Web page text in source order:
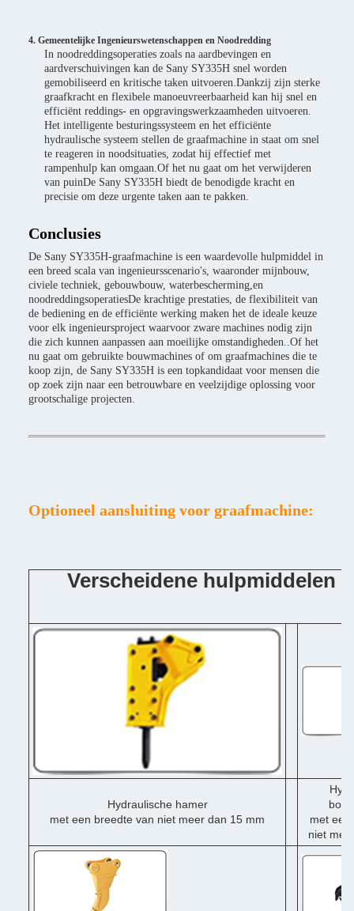
4. Gemeentelijke Ingenieurswetenschappen en Noodredding
In noodreddingsoperaties zoals na aardbevingen en
aardverschuivingen kan de Sany SY335H snel worden
gemobiliseerd en kritische taken uitvoeren.Dankzij zijn sterke
graafkracht en flexibele manoeuvreerbaarheid kan hij snel en
efficiënt reddings- en opgravingswerkzaamheden uitvoeren.
Het intelligente besturingssysteem en het efficiënte
hydraulische systeem stellen de graafmachine in staat om snel
te reageren in noodsituaties, zodat hij effectief met
rampenhulp kan omgaan.Of het nu gaat om het verwijderen
van puinDe Sany SY335H biedt de benodigde kracht en
precisie om deze urgente taken aan te pakken.
Conclusies
De Sany SY335H-graafmachine is een waardevolle hulpmiddel in
een breed scala van ingenieursscenario's, waaronder mijnbouw,
civiele techniek, gebouwbouw, waterbescherming,en
noodreddingsoperatiesDe krachtige prestaties, de flexibiliteit van
de bediening en de efficiënte werking maken het de ideale keuze
voor elk ingenieursproject waarvoor zware machines nodig zijn
die zich kunnen aanpassen aan moeilijke omstandigheden..Of het
nu gaat om gebruikte bouwmachines of om graafmachines die te
koop zijn, de Sany SY335H is een topkandidaat voor mensen die
op zoek zijn naar een betrouwbare en veelzijdige oplossing voor
grootschalige projecten.
Optioneel aansluiting voor graafmachine:
Verscheidene hulpmiddelen
Hydraulische hamer
met een breedte van niet meer dan 15 mm
met een
niet